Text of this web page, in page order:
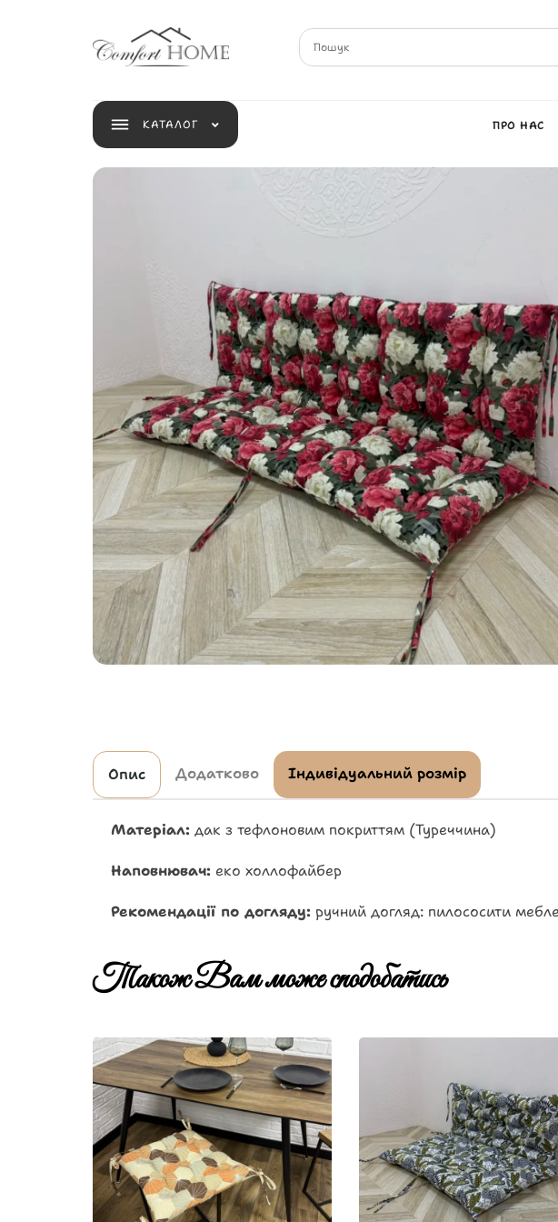
КАТАЛОГ ПРО НАС
Опис Додатково Індивідуальний розмір
Матеріал: дак з тефлоновим покриттям (Туреччина)
Наповнювач: еко холлофайбер
Рекомендації по догляду: ручний догляд: пилососити
Також Вам може сподобатись